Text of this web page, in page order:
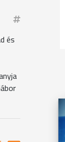
és